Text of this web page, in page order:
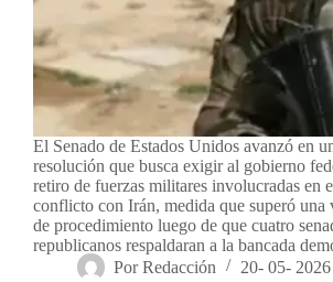
El Senado de Estados Unidos avanzó en
resolución que busca exigir al gobierno
retiro de fuerzas militares involucradas en
conflicto con Irán, medida que superó una
de procedimiento luego de que cuatro
republicanos respaldaran a la bancada
Por Redacción 20- 05- 2026